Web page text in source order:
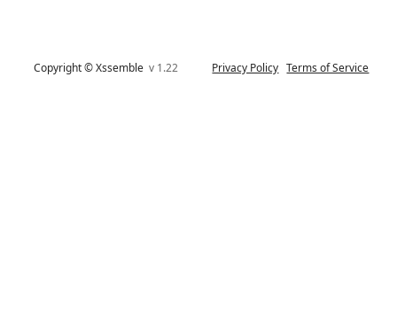
Copyright © Xssemblev 1.22 Privacy Policy Terms of Service